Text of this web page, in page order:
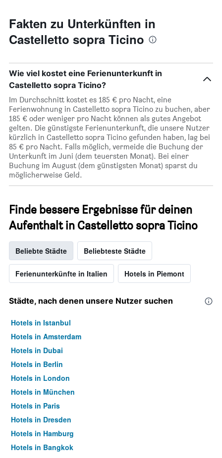
Fakten zu Unterkünften in
Castelletto sopra Ticino
Wie viel kostet eine Ferienunterkunft in
Castelletto sopra Ticino?
Im Durchschnitt kostet es 185 € pro Nacht, eine
Ferienwohnung in Castelletto sopra Ticino zu buchen, aber
185 € oder weniger pro Nacht können als gutes Angebot
gelten. Die günstigste Ferienunterkunft, die unsere Nutzer
kürzlich in Castelletto sopra Ticino gefunden haben, lag bei
85 € pro Nacht. Falls möglich, vermeide die Buchung der
Unterkunft im Juni (dem teuersten Monat). Bei einer
Buchung im August (dem günstigsten Monat) sparst du
möglicherweise Geld.
Finde bessere Ergebnisse für deinen
Aufenthalt in Castelletto sopra Ticino
Beliebte Städte Beliebteste Städte
Ferienunterkünfte in Italien Hotels in Piemont
Städte, nach denen unsere Nutzer suchen
Hotels in Istanbul
Hotels in Amsterdam
Hotels in Dubai
Hotels in Berlin
Hotels in London
Hotels in München
Hotels in Paris
Hotels in Dresden
Hotels in Hamburg
Hotels in Bangkok